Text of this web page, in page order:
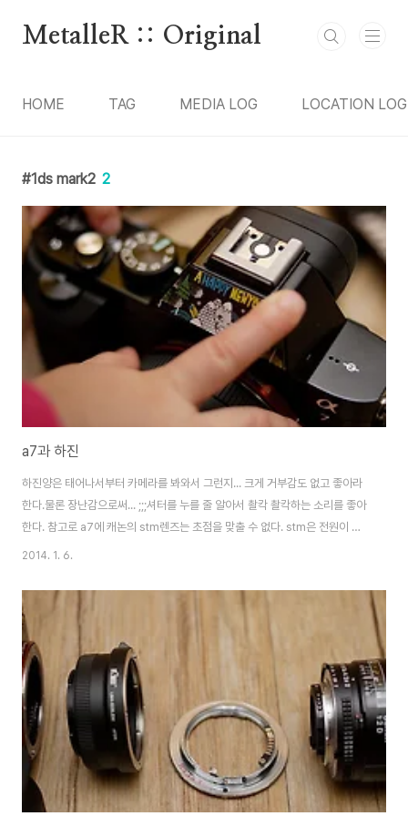
MetalleR :: Original
HOME TAG MEDIA LOG LOCATION LOG
1ds mark2 2
a7과 하진
하진양은 태어나서부터 카메라를 봐와서 그런지... 크게 거부감도 없고 좋아라
한다.물론 장난감으로써... ;;;셔터를 누를 줄 알아서 촬칵 촬칵하는 소리를 좋아
한다. 참고로 a7에 캐논의 stm렌즈는 초점을 맞출 수 없다. stm은 전원이 인
가되야지 렌즈를 움직일 수 있기때문...
2014. 1. 6.